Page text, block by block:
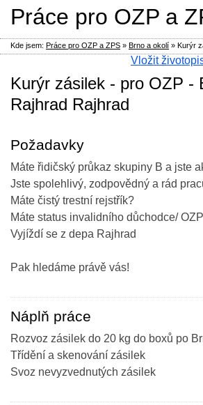
Kurýr zásilek - pro OZP -
Rajhrad Rajhrad
Požadavky
Máte řidičský průkaz skupiny B a jste
Jste spolehlivý, zodpovědný a rád
Máte čistý trestní rejstřík?
Máte status invalidního důchodce/
Vyjíždí se z depa Rajhrad
Pak hledáme právě vás!
Náplň práce
Rozvoz zásilek do 20 kg do boxů po
Třídění a skenování zásilek
Svoz nevyzvednutých zásilek
Práce pro OZP a
Vložit
Kde jsem: Práce pro OZP a ZPS » Brno a okolí » Kurýr